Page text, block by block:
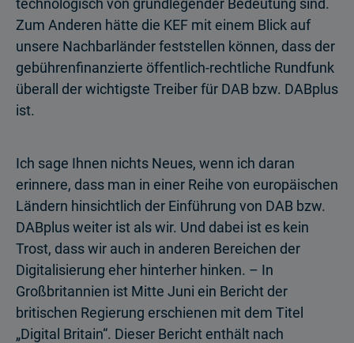
technologisch von grundlegender Bedeutung sind.
Zum Anderen hätte die KEF mit einem Blick auf
unsere Nachbarländer feststellen können, dass der
gebührenfinanzierte öffentlich-rechtliche Rundfunk
überall der wichtigste Treiber für DAB bzw. DABplus
ist.
Ich sage Ihnen nichts Neues, wenn ich daran
erinnere, dass man in einer Reihe von europäischen
Ländern hinsichtlich der Einführung von DAB bzw.
DABplus weiter ist als wir. Und dabei ist es kein
Trost, dass wir auch in anderen Bereichen der
Digitalisierung eher hinterher hinken. – In
Großbritannien ist Mitte Juni ein Bericht der
britischen Regierung erschienen mit dem Titel
„Digital Britain“. Dieser Bericht enthält nach